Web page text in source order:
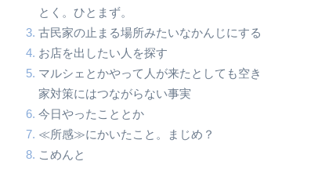
とく。ひとまず。
古民家の止まる場所みたいなかんじにする
お店を出したい人を探す
マルシェとかやって人が来たとしても空き
家対策にはつながらない事実
今日やったこととか
≪所感≫にかいたこと。まじめ？
こめんと